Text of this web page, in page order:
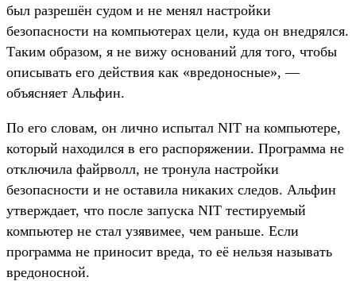
был разрешён судом и не менял настройки
безопасности на компьютерах цели, куда он внедрялся.
Таким образом, я не вижу оснований для того, чтобы
описывать его действия как «вредоносные», —
объясняет Альфин.
По его словам, он лично испытал NIT на компьютере,
который находился в его распоряжении. Программа не
отключила файрволл, не тронула настройки
безопасности и не оставила никаких следов. Альфин
утверждает, что после запуска NIT тестируемый
компьютер не стал узявимее, чем раньше. Если
программа не приносит вреда, то её нельзя называть
вредоносной.